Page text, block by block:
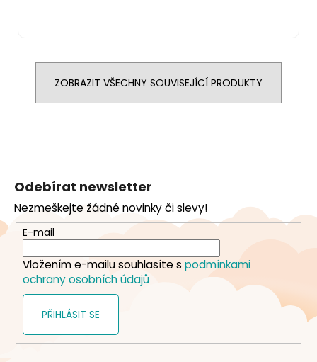
ZOBRAZIT VŠECHNY SOUVISEJÍCÍ PRODUKTY
a
t
Odebírat newsletter
Nezmeškejte žádné novinky či slevy!
E-mail
Vložením e-mailu souhlasíte s podmínkami
ochrany osobních údajů
PŘIHLÁSIT SE